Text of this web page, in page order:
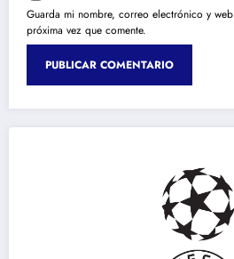
Guarda mi nombre, correo electrónico y
próxima vez que comente.